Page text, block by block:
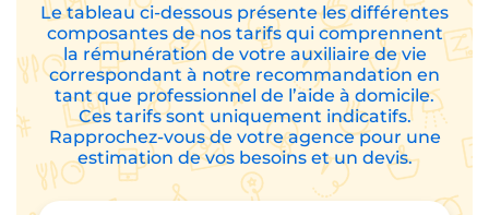
Le tableau ci-dessous présente les différentes
composantes de nos tarifs qui comprennent
la rémunération de votre auxiliaire de vie
correspondant à notre recommandation en
tant que professionnel de l’aide à domicile.
Ces tarifs sont uniquement indicatifs.
Rapprochez-vous de votre agence pour une
estimation de vos besoins et un devis.